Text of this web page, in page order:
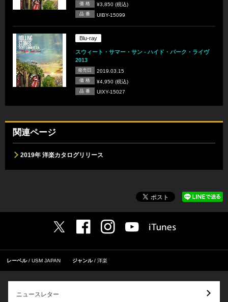
価 格 ¥3,850 (税込)
品 番 UIBY-15099
Blu-ray
スウィート・サマー・サン - ハイド・パーク・ライヴ
2013
発売日 2019.03.15
価 格 ¥4,950 (税込)
品 番 UIXY-15027
関連ページ
2019年 洋楽カタログリリース
レーベル USM JAPAN ジャンル 洋楽
ニュースレター